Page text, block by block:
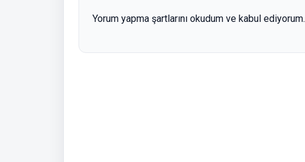
Yorum yapma şartlarını okudum ve kabul ediyorum.